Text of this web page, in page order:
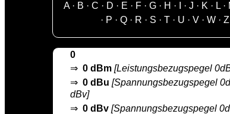
A· B ·C · D · E · F ·G · H · ·J · K · L·
· P · Q· R · S · T · U · V · W· Z
0
⇒ 0 dBm [Leistungsbezugspegel
⇒ 0 dBu [Spannungsbezugspegel
dBv]
⇒ 0 dBv [Spannungsbezugspegel